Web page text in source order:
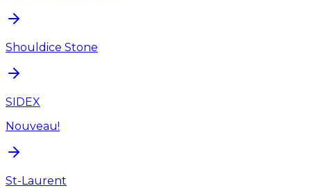
Shouldice Stone
SIDEX
Nouveau!
St-Laurent